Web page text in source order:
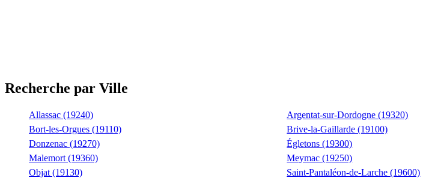
Recherche par Ville
Allassac (19240) Argentat-sur-Dordogne (19320)
Bort-les-Orgues (19110)
Brive-la-Gaillarde (19100)
Donzenac (19270)
Égletons (19300)
Malemort (19360)
Meymac (19250)
Objat (19130)
Saint-Pantaléon-de-Larche (19600)